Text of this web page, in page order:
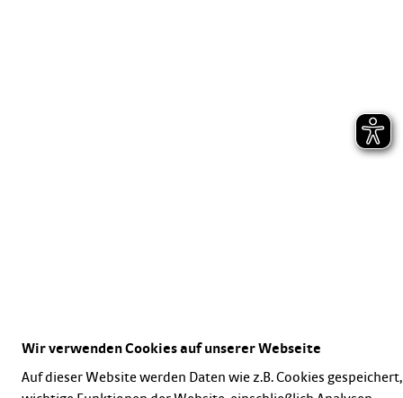
Wir verwenden Cookies auf unserer Webseite
Auf dieser Website werden Daten wie z.B. Cookies